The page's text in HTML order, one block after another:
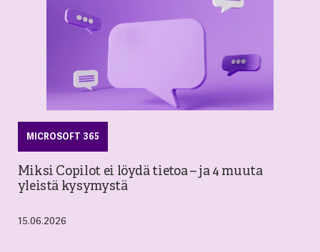
MICROSOFT 365
Miksi Copilot ei löydä tietoa – ja 4 muuta
yleistä kysymystä
15.06.2026